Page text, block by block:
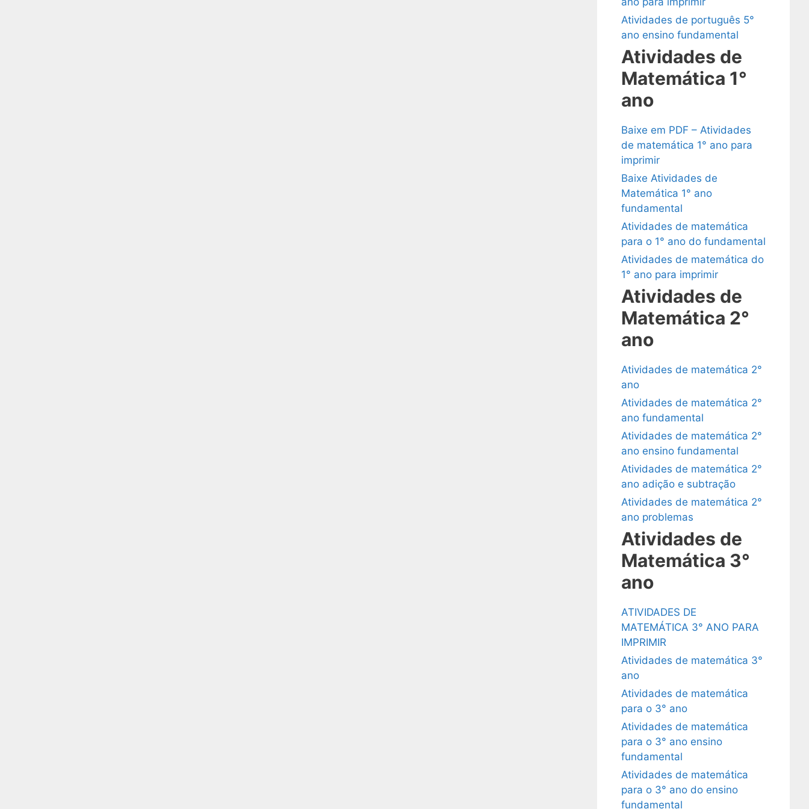
Atividades de português 5°
ano ensino fundamental
Atividades de
Matemática 1°
ano
Baixe em PDF – Atividades
de matemática 1° ano para
imprimir
Baixe Atividades de
Matemática 1° ano
fundamental
Atividades de matemática
para o 1° ano do fundamental
Atividades de matemática do
1° ano para imprimir
Atividades de
Matemática 2°
ano
Atividades de matemática 2°
ano
Atividades de matemática 2°
ano fundamental
Atividades de matemática 2°
ano ensino fundamental
Atividades de matemática 2°
ano adição e subtração
Atividades de matemática 2°
ano problemas
Atividades de
Matemática 3°
ano
ATIVIDADES DE
MATEMÁTICA 3° ANO PARA
IMPRIMIR
Atividades de matemática 3°
ano
Atividades de matemática
para o 3° ano
Atividades de matemática
para o 3° ano ensino
fundamental
Atividades de matemática
para o 3° ano do ensino
fundamental